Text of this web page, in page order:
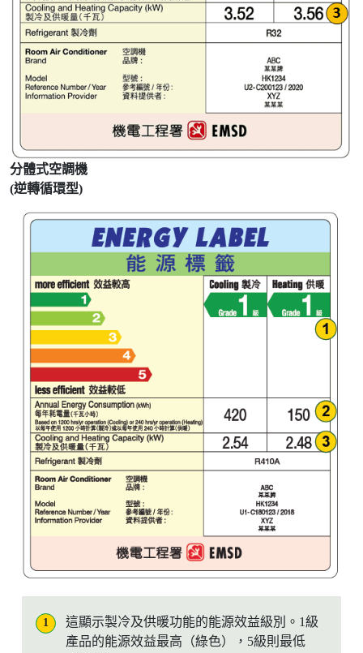
分體式空調機
(逆轉循環型)
1
這顯示製冷及供暖功能的能源效益級別。1級
產品的能源效益最高（綠色），5級則最低